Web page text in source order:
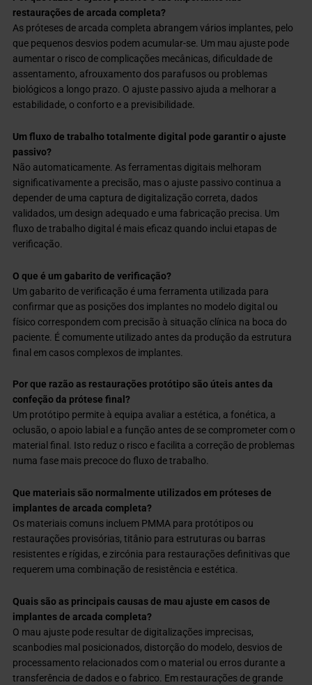
restaurações de arcada completa?
As próteses de arcada completa abrangem vários implantes, pelo
que pequenos desvios podem acumular-se. Um mau ajuste pode
aumentar o risco de complicações mecânicas, dificuldade de
assentamento, afrouxamento dos parafusos ou problemas
biológicos a longo prazo. O ajuste passivo ajuda a melhorar a
estabilidade, o conforto e a previsibilidade.
Um fluxo de trabalho totalmente digital pode garantir o ajuste
passivo?
Não automaticamente. As ferramentas digitais melhoram
significativamente a precisão, mas o ajuste passivo continua a
depender de uma captura de digitalização correta, dados
validados, um design adequado e uma fabricação precisa. Um
fluxo de trabalho digital é mais eficaz quando inclui etapas de
verificação.
O que é um gabarito de verificação?
Um gabarito de verificação é uma ferramenta utilizada para
confirmar que as posições dos implantes no modelo digital ou
físico correspondem com precisão à situação clínica na boca do
paciente. É comumente utilizado antes da produção da estrutura
final em casos complexos de implantes.
Por que razão as restaurações protótipo são úteis antes da
confeção da prótese final?
Um protótipo permite à equipa avaliar a estética, a fonética, a
oclusão, o apoio labial e a função antes de se comprometer com o
material final. Isto reduz o risco e facilita a correção de problemas
numa fase mais precoce do fluxo de trabalho.
Que materiais são normalmente utilizados em próteses de
implantes de arcada completa?
Os materiais comuns incluem PMMA para protótipos ou
restaurações provisórias, titânio para estruturas ou barras
resistentes e rígidas, e zircónia para restaurações definitivas que
requerem uma combinação de resistência e estética.
Quais são as principais causas de mau ajuste em casos de
implantes de arcada completa?
O mau ajuste pode resultar de digitalizações imprecisas,
scanbodies mal posicionados, distorção do modelo, desvios de
processamento relacionados com o material ou erros durante a
transferência de dados e o fabrico. Em restaurações de grande